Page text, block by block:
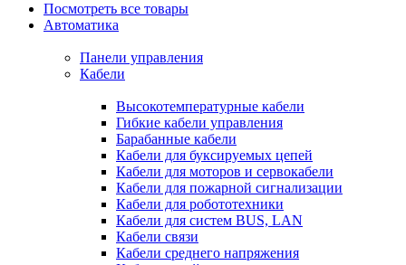
Посмотреть все товары
Автоматика
Панели управления
Кабели
Высокотемпературные кабели
Гибкие кабели управления
Барабанные кабели
Кабели для буксируемых цепей
Кабели для моторов и сервокабели
Кабели для пожарной сигнализации
Кабели для робототехники
Кабели для систем BUS, LAN
Кабели связи
Кабели среднего напряжения